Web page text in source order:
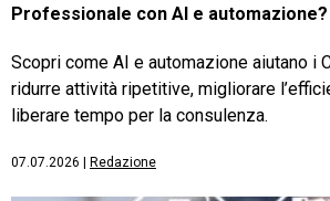
Professionale con AI e automazione?
Scopri come AI e automazione aiutano i
ridurre attività ripetitive, migliorare
liberare tempo per la consulenza.
07.07.2026 Redazione